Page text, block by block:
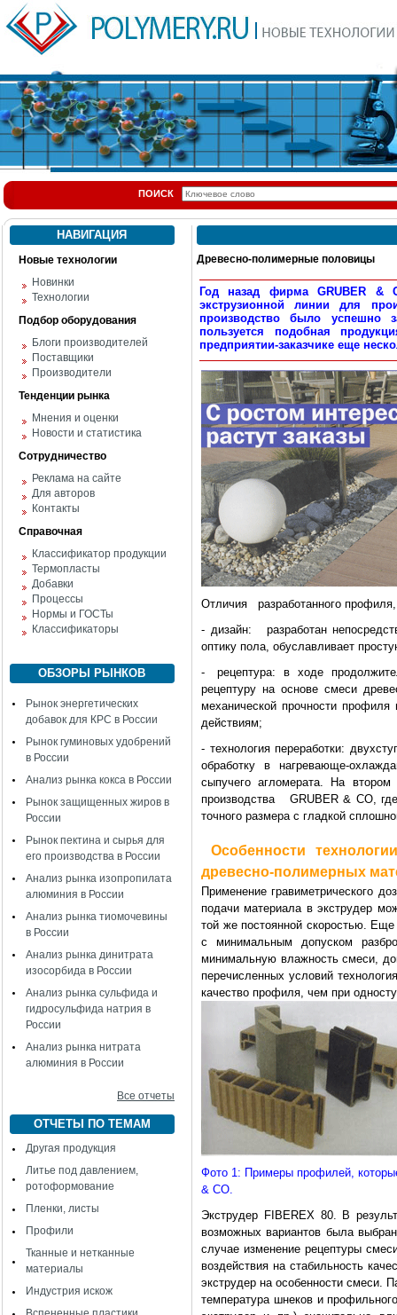
ПОИСК
НАВИГАЦИЯ
Новые технологии
Новинки
Технологии
Подбор оборудования
Блоги производителей
Поставщики
Производители
Тенденции рынка
Мнения и оценки
Новости и статистика
Сотрудничество
Реклама на сайте
Для авторов
Контакты
Справочная
Классификатор продукции
Термопласты
Добавки
Процессы
Нормы и ГОСТы
Классификаторы
ОБЗОРЫ РЫНКОВ
Рынок энергетических
добавок для КРС в России
Рынок гуминовых удобрений
в России
Анализ рынка кокса в России
Рынок защищенных жиров в
России
Рынок пектина и сырья для
его производства в России
Анализ рынка изопропилата
алюминия в России
Анализ рынка тиомочевины
в России
Анализ рынка динитрата
изосорбида в России
Анализ рынка сульфида и
гидросульфида натрия в
России
Анализ рынка нитрата
алюминия в России
Все отчеты
ОТЧЕТЫ ПО ТЕМАМ
Другая продукция
Литье под давлением,
ротоформование
Пленки, листы
Профили
Тканные и нетканные
материалы
Индустрия искож
Древесно-полимерные половицы
Год назад фирма GRUBER &
экструзионной линии для
производство было успешно
пользуется подобная
предприятии-заказчике еще
Отличия
разработанного
- дизайн:
разработан
оптику пола, обуславлива­ет
-
рецептура: в ходе
рецептуру на основе смеси
механической прочности
действиям;
- технология переработки:
обработку в нагревающе-
сыпучего агломерата. На
производства
GRUBER& CO,
точного размера с глад­кой
Особенности
древесно-полимерных
Применение гравиметрического
подачи материала в экструдер
той же постоянной скоростью.
с минимальным допу­ском
минималь­ную влажность смеси,
перечисленных условий
качество про­филя, чем при
Фото 1: Примеры профилей,
& СО.
Экструдер FIBEREX 80. В
возможных вариантов была
случае изменение рецептуры
воздействия на стабильность
экструдер на особенности смеси.
температура шнеков и